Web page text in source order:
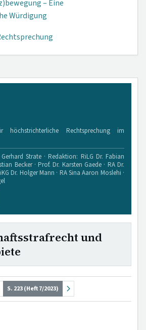
– Eine
Würdigung
höchstrichterliche Rechtsprechung im
Strate · Redaktion: RiLG Dr. Fabian
Becker · Prof. Dr. Karsten Gaede · RA Dr.
Dr. Holger Mann · RA Sina Aaron Moslehi ·
und
S. 223 (Heft 7/2023)